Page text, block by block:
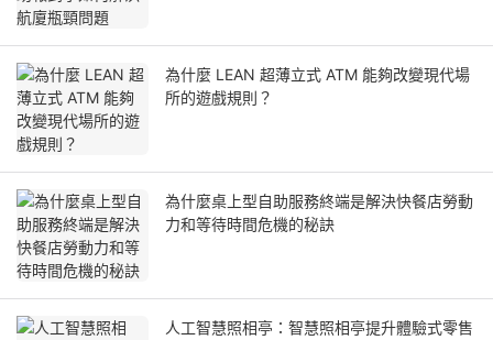
為什麼 LEAN 超薄立式 ATM 能夠改變現代場
所的遊戲規則？
為什麼桌上型自助服務終端是解決快餐店勞動
力和等待時間危機的秘訣
人工智慧照相亭：智慧照相亭提升體驗式零售